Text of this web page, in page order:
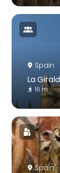
Spain
La
16 m
Spain